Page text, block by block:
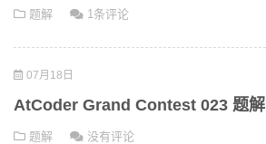
题解 1条评论
07月18日
AtCoder Grand Contest 023 题解
题解 没有评论